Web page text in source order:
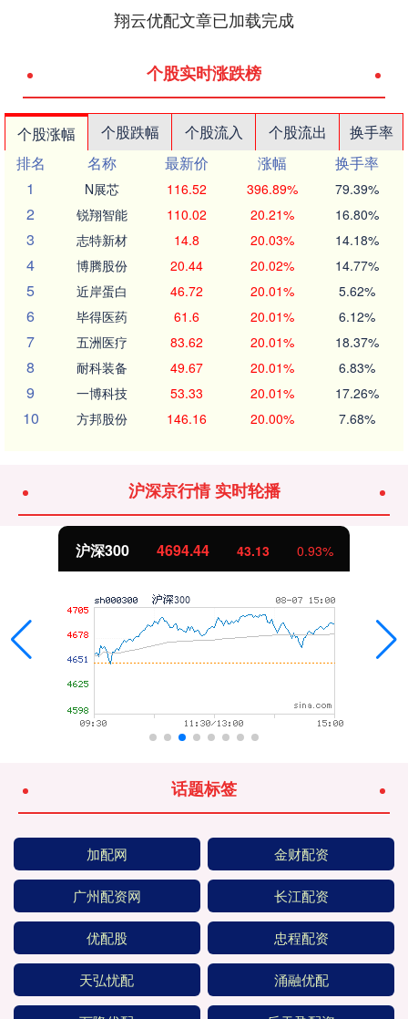
翔云优配文章已加载完成
个股实时涨跌榜
个股涨幅 个股跌幅 个股流入 个股流出
换手率
排名
名称 最新价 涨幅
换手率
1
N展芯 116.52 396.89% 79.39%
2 锐翔智能 110.02 20.21% 16.80%
3 志特新材 14.8 20.03% 14.18%
4 博腾股份 20.44 20.02% 14.77%
5 近岸蛋白 46.72 20.01% 5.62%
6 毕得医药 61.6 20.01% 6.12%
7 五洲医疗 83.62 20.01% 18.37%
8 耐科装备 49.67 20.01% 6.83%
9 一博科技 53.33 20.01% 17.26%
10 方邦股份 146.16 20.00% 7.68%
沪深京行情 实时轮播
43.13 0.93% 北证50
话题标签
加配网 金财配资
广州配资网 长江配资
优配股 忠程配资
天弘忧配 涌融优配